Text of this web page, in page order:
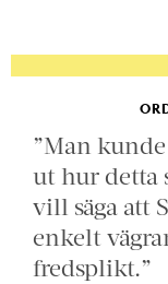
”Man
ut hur detta
vill säga att
enkelt
fredsplikt.”